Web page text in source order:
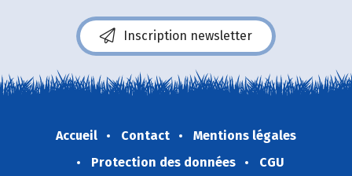
Inscription newsletter
Accueil Contact
Mentions légales
Protection des données
CGU